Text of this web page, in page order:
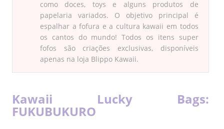
como doces, toys e alguns produtos de
papelaria variados. O objetivo principal é
espalhar a fofura e a cultura kawaii em todos
os cantos do mundo! Todos os itens super
fofos são criações exclusivas, disponíveis
apenas na loja Blippo Kawaii.
Kawaii Lucky Bags:
FUKUBUKURO